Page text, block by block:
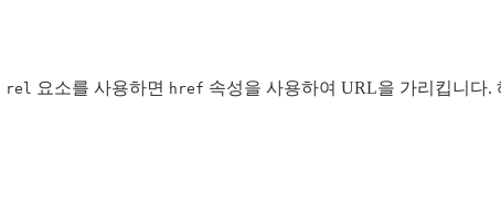
rel 요소를 사용하면 href 속성을 사용하여 URL을 가리킵니다.